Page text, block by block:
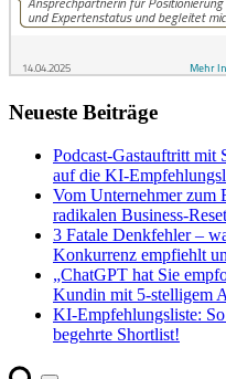
Neueste Beiträge
Podcast-Gastauftritt
auf die KI-
Vom Unternehmer zum
radikalen Business-
3 Fatale Denkfehler –
Konkurrenz empfiehlt
„ChatGPT hat Sie
Kundin mit 5-stelligem
KI-Empfehlungsliste:
begehrte Shortlist!